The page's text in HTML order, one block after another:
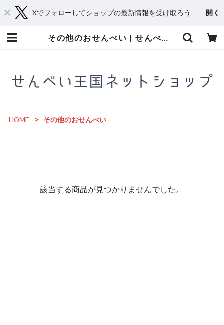
Xでフォローしてショップの最新情報を受け取ろう 開く
その他のおせんべい | せんべい王国ネットショップ
HOME その他のおせんべい
該当する商品が見つかりませんでした。